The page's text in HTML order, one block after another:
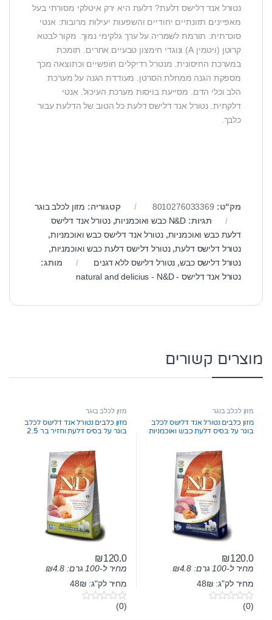
נטורל אנד דלישס דלעת? דלעת היא ירק איטלקי מסורתי בעל
מאפיינים תזונתיים יחודיים והשפעות יעילות מרובות: אנטי
סוכרתית: תורמת לשמריה על ערך גלקימי נמוך. מקור לבטא
קרוטן (ויטמין A) ונוגדי חימצון טבעיים אחרים. תומכת
במערכת החיסונית. מנטרל רדיקלים חופשיים וכתוצאה מכך
מספקת הגנה ממחלת הסרטן. מעודדת הגנה על מערכת
הלב וכלי הדם. מסייעת בויסות מערכת העיכול. אנטי
דלקתית. נטורל אנד דלישס דלעת כל הטוב של הדלעת עבור
כלבך.
מק"ט: 8010276033369 קטגוריה: מזון לכלב בוגר
תגיות: N&D כבש ואוכמניות ,נטורל אנד דלישס
דלעת כבש ואוכמניות,נטורל אנד דלישס כבש ואוכמניות,
נטורל דלישס דלעת,נטורל דלישס דלעת כבש ואוכמניות,
נטורל דלישס כבש, נטורל דלישס ללא דגנים
מותג:
נטורל אנד דלישס - natural and delicius - N&D
מוצרים קשורים
מזון לכלב בוגר
מזון כלבים נטורל אנד דלישס לכלב
בוגר על בסיס דלעת כבש ואוכמניות
₪120.0
מחיר ל-100 גרם: ₪4.8
מחיר לק"ג: 48₪
0(0)
מזון לכלב בוגר
מזון כלבים נטורל אנד דלישס לכלב
בוגר על בסיס דלעת וחזיר בר 2.5
₪120.0
מחיר ל-100 גרם: ₪4.8
מחיר לק"ג: 48₪
0(0)